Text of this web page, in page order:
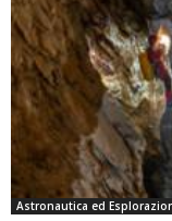
Astronautica ed